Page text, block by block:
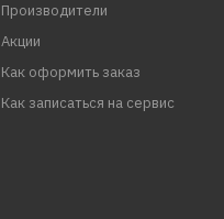
Производители
Акции
Как оформить заказ
Как записаться на сервис